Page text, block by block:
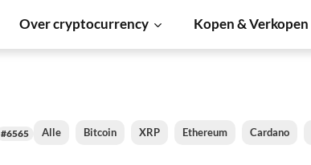
Over cryptocurrency Kopen & Verkopen
#6565 Alle Bitcoin XRP Ethereum Cardano